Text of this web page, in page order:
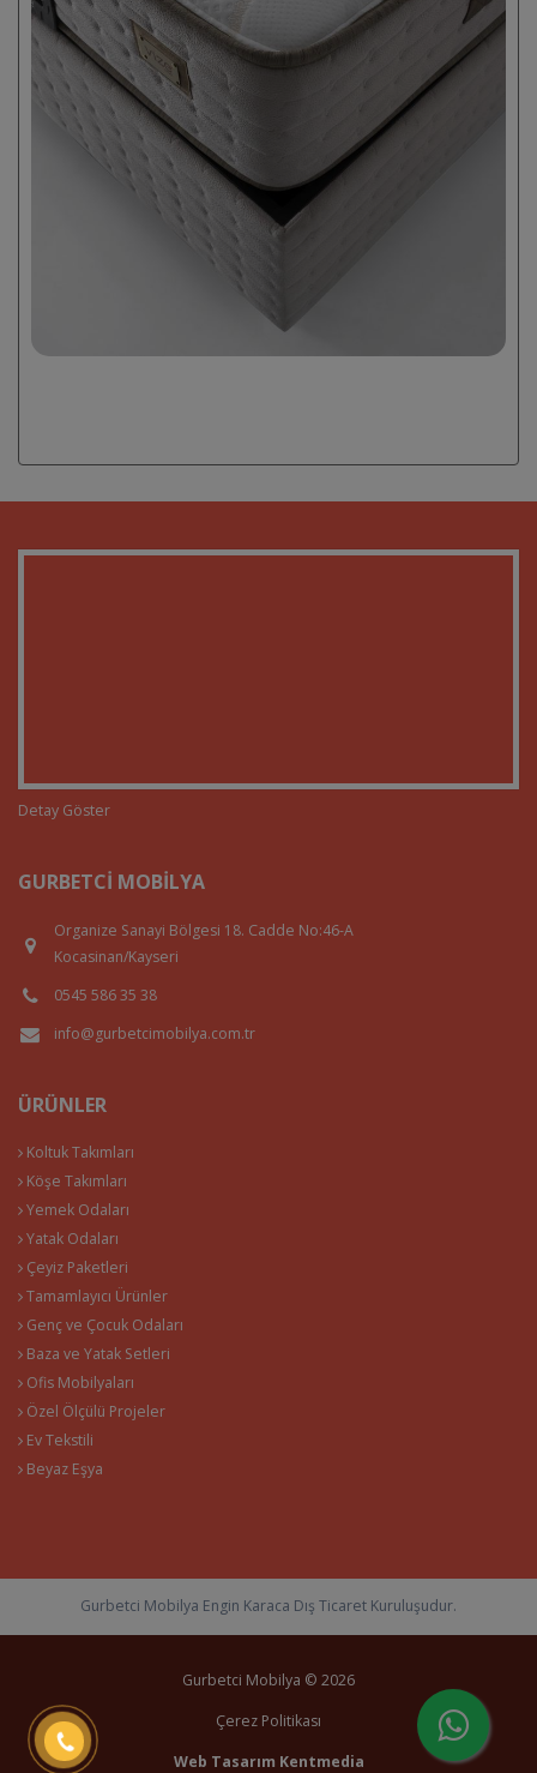
Detay Göster
GURBETCI MOBILYA
Organize Sanayi Bölgesi 18. Cadde No:46-A
Kocasinan/Kayseri
0545 586 35 38
info@gurbetcimobilya.com.tr
ÜRÜNLER
Koltuk Takımları
Köşe Takımları
Yemek Odaları
Yatak Odaları
Çeyiz Paketleri
Tamamlayıcı Ürünler
Genç ve Çocuk Odaları
Baza ve Yatak Setleri
Ofis Mobilyaları
Özel Ölçülü Projeler
Ev Tekstili
Beyaz Eşya
Gurbetci Mobilya Engin Karaca Dış Ticaret Kuruluşudur.
Gurbetci Mobilya © 2026
Çerez Politikası
Web Tasarım Kentmedia